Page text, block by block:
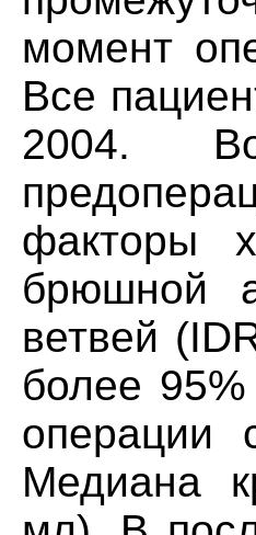
момент
Все
2004.
факторы
брюшной
ветвей
более
операции
Медиана